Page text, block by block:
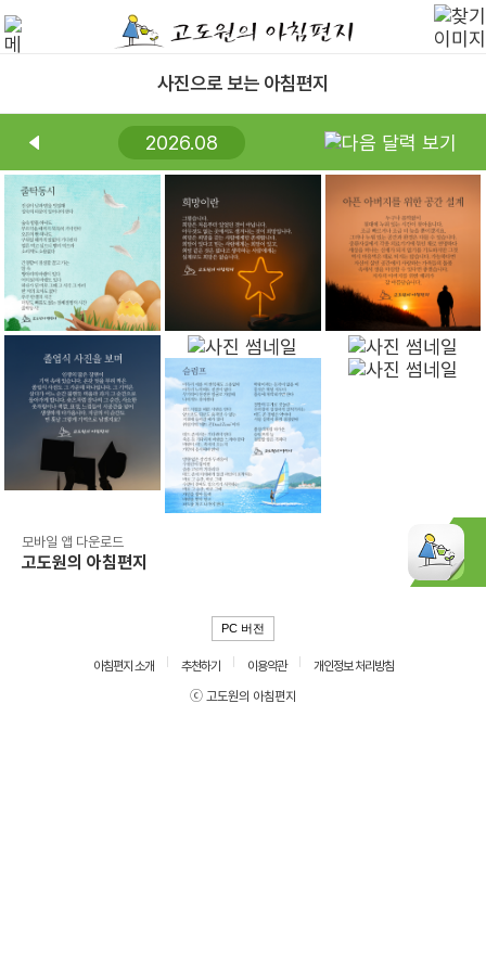
사진으로 보는 아침편지
2026.08
모바일 앱 다운로드
고도원의 아침편지
PC 버전
아침편지 소개 추천하기 이용약관
개인정보 처리방침
ⓒ 고도원의 아침편지